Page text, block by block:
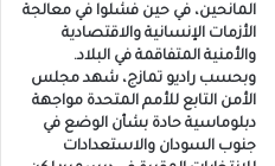
المانحين، في حين فشلوا في معالجة
الأزمات الإنسانية والاقتصادية
والأمنية المتفاقمة في البلاد.
وبحسب راديو تمازج، شهد مجلس
الأمن التابع للأمم المتحدة مواجهة
دبلوماسية حادة بشأن الوضع في
جنوب السودان والاستعدادات